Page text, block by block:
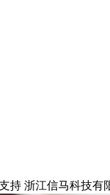
持 浙江信马科技